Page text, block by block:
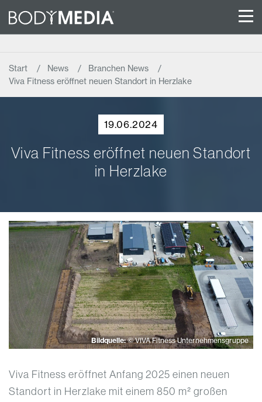
Start News
Branchen News
Viva Fitness eröffnet neuen Standort in Herzlake
19.06.2024
Viva Fitness eröffnet neuen Standort
in Herzlake
Bildquelle:© VIVA Fitness Unternehmensgruppe
Viva Fitness eröffnet Anfang 2025 einen neuen
Standort in Herzlake mit einem 850 m² großen